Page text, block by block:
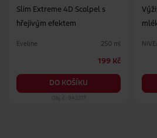
Slim Extreme 4D Scalpel s
hřejivým efektem
Eveline 250 ml
199 Kč
DO KOŠÍKU
Obj. č.: 942317